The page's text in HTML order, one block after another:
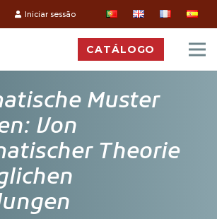
Iniciar sessão
CATÁLOGO
Muster
Von
Theorie